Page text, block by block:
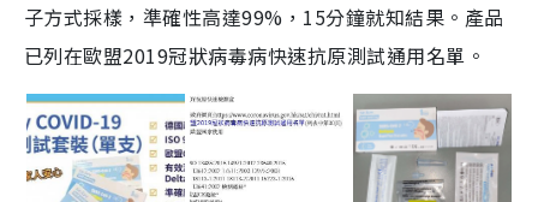
子方式採樣，準確性高達99%，15分鐘就知結果。產品
已列在歐盟2019冠狀病毒病快速抗原測試通用名單。